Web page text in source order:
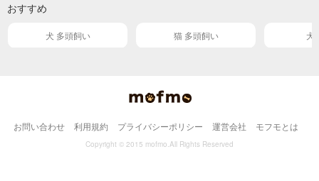
おすすめ
犬 多頭飼い 猫 多頭飼い 犬
お問い合わせ 利用規約 プライバシーポリシー 運営会社 モフモとは
Copyright © 2015 mofmo.All Rights Reserved